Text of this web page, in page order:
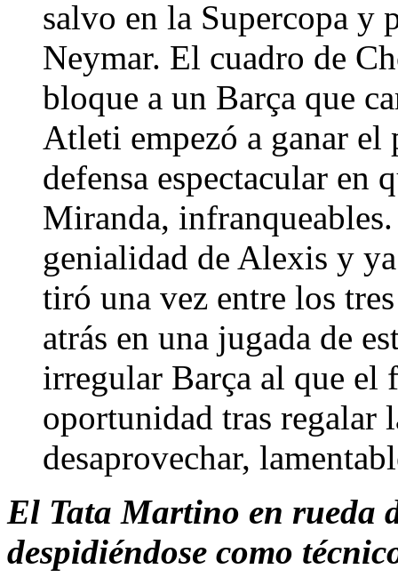
salvo en la Supercopa y
Neymar. El cuadro de
bloque a un Barça que
Atleti empezó a ganar el
defensa espectacular en
Miranda,
genialidad de Alexis y
tiró una vez entre los
atrás en una jugada de
irregular Barça al que el
oportunidad tras regalar
desaprovechar,
El Tata Martino en rueda
despidiéndose como